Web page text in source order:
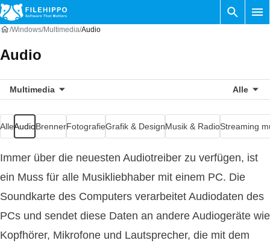
Windows Multimedia Audio
Audio
Multimedia Alle
AlleAudioBrennerFotografieGrafik & DesignMusik & RadioStreaming
Immer über die neuesten Audiotreiber zu verfügen, ist
ein Muss für alle Musikliebhaber mit einem PC. Die
Soundkarte des Computers verarbeitet Audiodaten des
PCs und sendet diese Daten an andere Audiogeräte wie
Kopfhörer, Mikrofone und Lautsprecher, die mit dem